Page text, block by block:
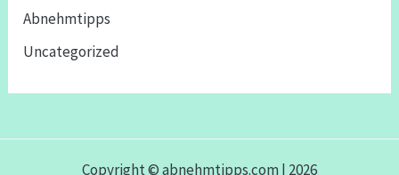
Abnehmtipps
Uncategorized
Copyright © abnehmtipps.com | 2026